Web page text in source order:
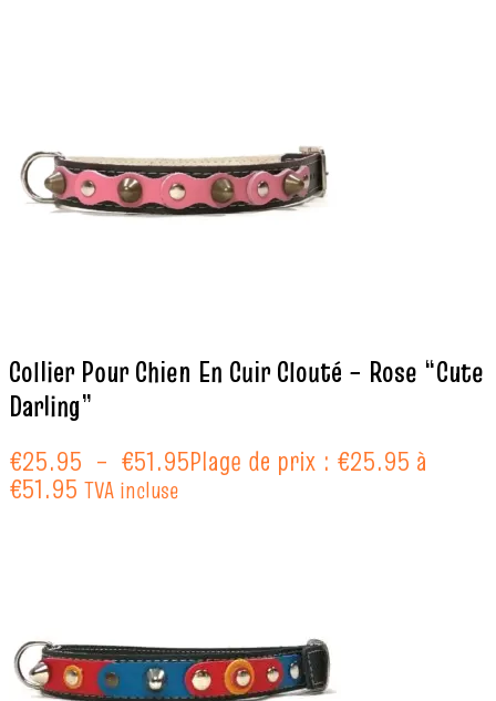
Collier Pour Chien En Cuir Clouté – Rose “Cute
Darling”
€25.95 – €51.95Plage de prix : €25.95 à
€51.95 TVA incluse